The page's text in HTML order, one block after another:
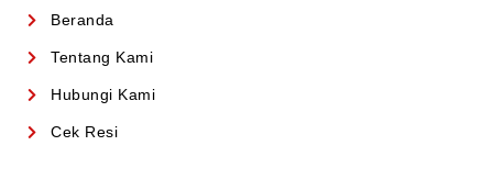
Beranda
Tentang Kami
Hubungi Kami
Cek Resi